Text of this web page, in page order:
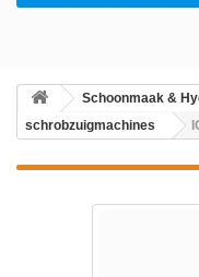
Schoonmaak &
schrobzuigmachines